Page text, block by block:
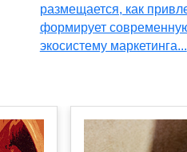
размещается, как
формирует
экосистему маркетинга...